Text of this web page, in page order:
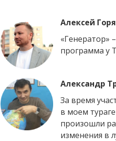
Алексей
«Генератор»
программа у
Александр
За время
в моем
произошли
изменения в